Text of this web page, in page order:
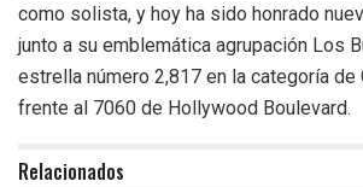
como solista, y hoy ha sido honrado
junto a su emblemática agrupación Los
estrella número 2,817 en la categoría de
frente al 7060 de Hollywood Boulevard.
Relacionados